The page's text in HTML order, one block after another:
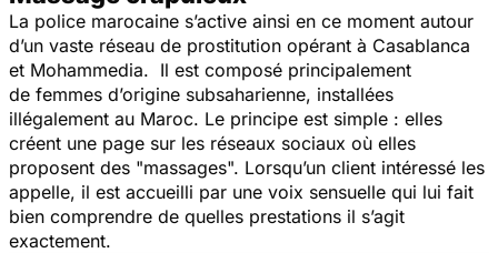
La police marocaine s’active ainsi en ce moment autour
d’un vaste réseau de prostitution opérant à Casablanca
et Mohammedia. Il est composé principalement
de femmes d’origine subsaharienne, installées
illégalement au Maroc. Le principe est simple : elles
créent une page sur les réseaux sociaux où elles
proposent des "massages". Lorsqu’un client intéressé les
appelle, il est accueilli par une voix sensuelle qui lui fait
bien comprendre de quelles prestations il s’agit
exactement.